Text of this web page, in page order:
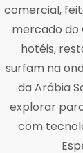
comercial,
mercado do
hotéis,
surfam na
da Arábia
explorar
com